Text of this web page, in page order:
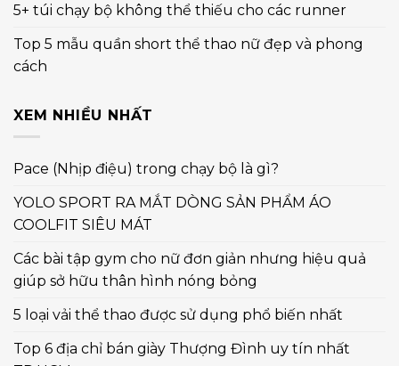
5+ túi chạy bộ không thể thiếu cho các runner
Top 5 mẫu quần short thể thao nữ đẹp và phong
cách
XEM NHIỀU NHẤT
Pace (Nhịp điệu) trong chạy bộ là gì?
YOLO SPORT RA MẮT DÒNG SẢN PHẨM ÁO
COOLFIT SIÊU MÁT
Các bài tập gym cho nữ đơn giản nhưng hiệu quả
giúp sở hữu thân hình nóng bỏng
5 loại vải thể thao được sử dụng phổ biến nhất
Top 6 địa chỉ bán giày Thượng Đình uy tín nhất